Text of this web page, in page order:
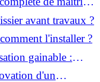
avant travaux ?
l'installer ?
gainable :
d'un